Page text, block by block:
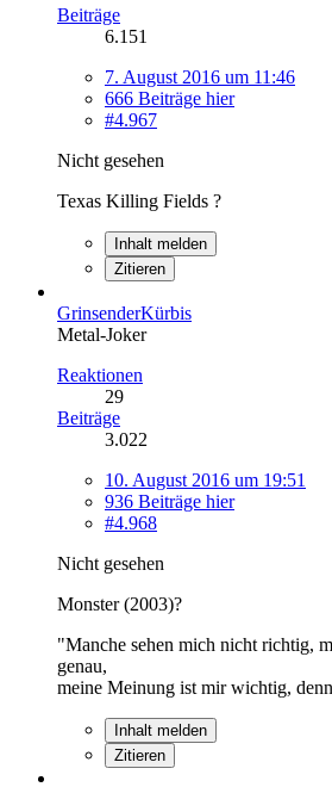
Beiträge
6.151
7. August 2016 um 11:46
666 Beiträge hier
#4.967
Nicht gesehen
Texas Killing Fields ?
Inhalt melden
Zitieren
GrinsenderKürbis
Metal-Joker
Reaktionen
29
Beiträge
3.022
10. August 2016 um 19:51
936 Beiträge hier
#4.968
Nicht gesehen
Monster (2003)?
"Manche sehen mich nicht richtig,
genau,
meine Meinung ist mir wichtig,
Inhalt melden
Zitieren